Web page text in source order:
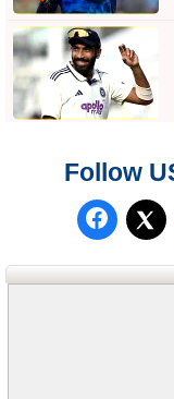
Follow
Follow